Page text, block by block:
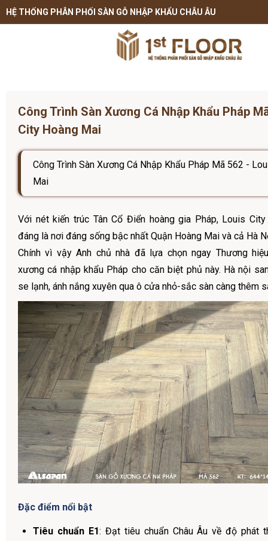
HỆ THỐNG PHÂN PHỐI SÀN GỖ NHẬP KHẨU CHÂU ÂU
Công Trình Sàn Xương Cá Nhập Khẩu Pháp
City Hoàng Mai
Công Trình Sàn Xương Cá Nhập Khẩu Pháp Mã 562 -
Mai
Với nét kiến trúc Tân Cổ Điển hoàng gia Pháp, Louis
đáng là nơi đáng sống bậc nhất Quận Hoàng Mai và cả Hà
Chính vì vậy Anh chủ nhà đã lựa chọn ngay Thương
xương cá nhập khẩu Pháp cho căn biệt phủ này. Hà nội
se lạnh, ánh nắng xuyên qua ô cửa nhỏ-sắc sàn càng thêm
Đặc điểm nổi bật
Tiêu chuẩn E1: Đạt tiêu chuẩn Châu Âu về độ phát